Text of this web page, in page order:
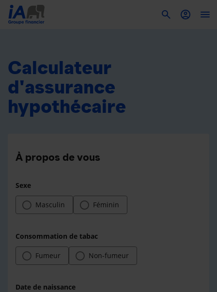
Calculateur
d'assurance
hypothécaire
À propos de vous
Sexe
Masculin Féminin
Consommation de tabac
Fumeur Non-fumeur
Date de naissance